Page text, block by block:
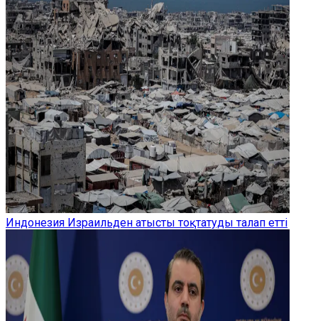
Индонезия Израильден атысты тоқтатуды талап етті